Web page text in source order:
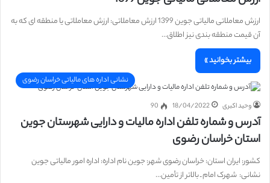
ارزش معاملاتی مالیاتی جوین 1399 ارزش معاملاتی: ارزش معاملاتی یا منطقه ای که به
آن قیمت منطقه بندی نیز اطلاق…
بیشتر بخوانید »
نشانی اداره های مالیاتی خراسان رضوی
وحید اکبری 18/04/2022
90
آدرس و شماره تلفن اداره مالیات و دارایی شهرستان جوین
استان خراسان رضوی
کشور: ایران استان: خراسان رضوی شهر: جوین نام اداره: اداره امور مالیاتی جوین
نشانی: شهرک امام ـ بالاتر از تأمین…